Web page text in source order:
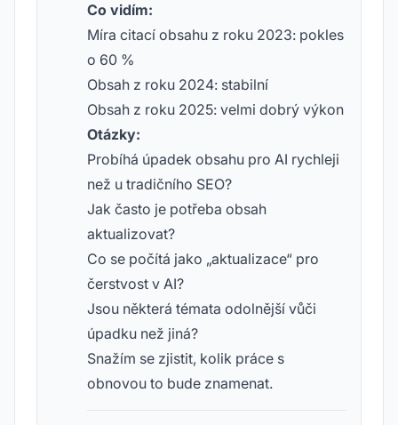
Co vidím:
Míra citací obsahu z roku 2023: pokles
o 60 %
Obsah z roku 2024: stabilní
Obsah z roku 2025: velmi dobrý výkon
Otázky:
Probíhá úpadek obsahu pro AI rychleji
než u tradičního SEO?
Jak často je potřeba obsah
aktualizovat?
Co se počítá jako „aktualizace“ pro
čerstvost v AI?
Jsou některá témata odolnější vůči
úpadku než jiná?
Snažím se zjistit, kolik práce s
obnovou to bude znamenat.